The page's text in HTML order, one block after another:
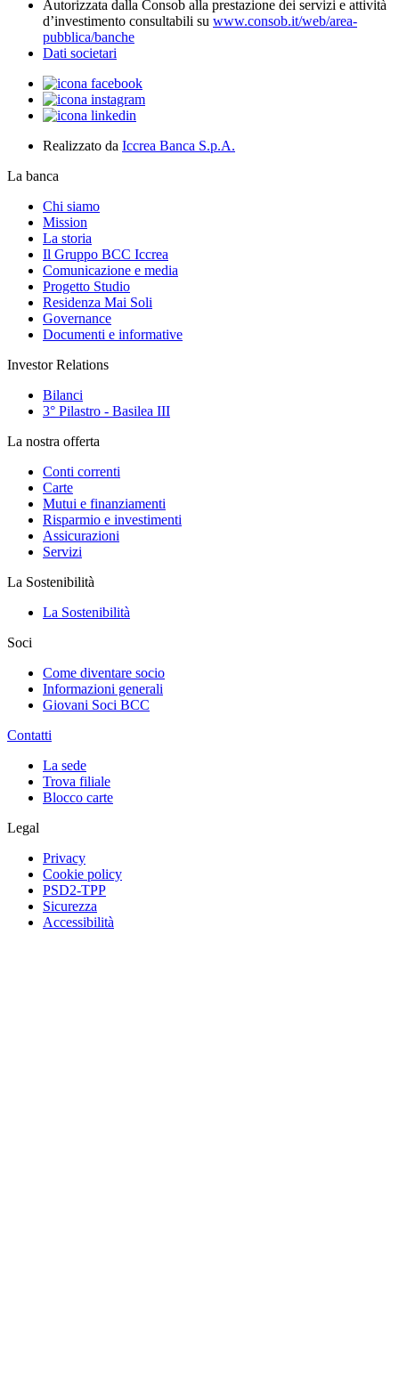
Autorizzata dalla Consob alla prestazione dei servizi e attività
d’investimento consultabili su www.consob.it/web/area-
pubblica/banche
Dati societari
Realizzato da Iccrea Banca S.p.A.
La banca
Chi siamo
Mission
La storia
Il Gruppo BCC Iccrea
Comunicazione e media
Progetto Studio
Residenza Mai Soli
Governance
Documenti e informative
Investor Relations
Bilanci
3° Pilastro - Basilea III
La nostra offerta
Conti correnti
Carte
Mutui e finanziamenti
Risparmio e investimenti
Assicurazioni
Servizi
La Sostenibilità
La Sostenibilità
Soci
Come diventare socio
Informazioni generali
Giovani Soci BCC
Contatti
La sede
Trova filiale
Blocco carte
Legal
Privacy
Cookie policy
PSD2-TPP
Sicurezza
Accessibilità